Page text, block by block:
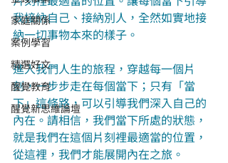
家庭關係
案例學習
精選好文
醒覺教育
醒覺新思維論壇
我接納自己、接納別人，全然如實地接
納一切事物本來的樣子。
進入我們人生的旅程，穿越每一個片
刻，一步步走在每個當下；只有「當
下」這條路，可以引導我們深入自己的
內在。請相信，我們當下所處的狀態，
就是我們在這個片刻裡最適當的位置，
從這裡，我們才能展開內在之旅。